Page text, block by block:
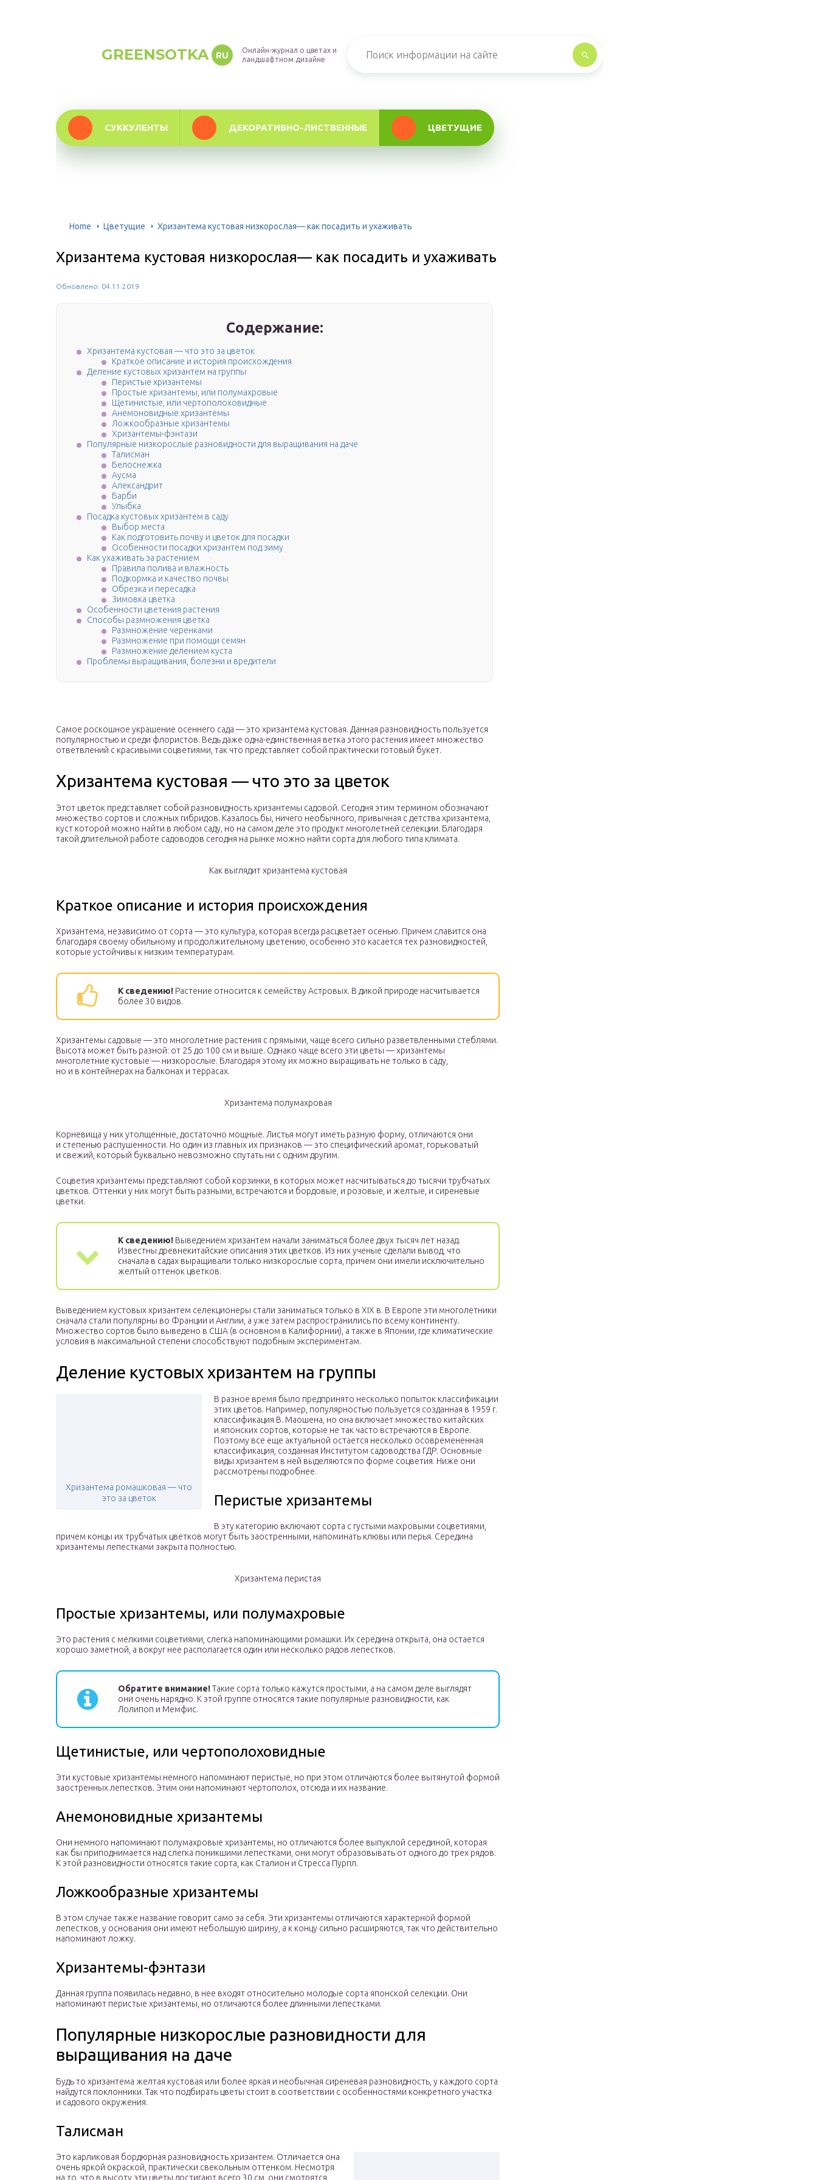
GREENSOTKA RU
Онлайн-журнал о цветах и
ландшафтном дизайне
СУККУЛЕНТЫ ДЕКОРАТИВНО-ЛИСТВЕННЫЕ ЦВЕТУЩИЕ
Home Цветущие Хризантема кустовая низкорослая— как посадить и ухаживать
Хризантема кустовая низкорослая— как посадить и ухаживать
Обновлено: 04.11.2019
Содержание:
Хризантема кустовая — что это за цветок
Краткое описание и история происхождения
Деление кустовых хризантем на группы
Перистые хризантемы
Простые хризантемы, или полумахровые
Щетинистые, или чертополоховидные
Анемоновидные хризантемы
Ложкообразные хризантемы
Хризантемы-фэнтази
Популярные низкорослые разновидности для выращивания на даче
Талисман
Белоснежка
Аусма
Александрит
Барби
Улыбка
Посадка кустовых хризантем в саду
Выбор места
Как подготовить почву и цветок для посадки
Особенности посадки хризантем под зиму
Как ухаживать за растением
Правила полива и влажность
Подкормка и качество почвы
Обрезка и пересадка
Зимовка цветка
Особенности цветения растения
Способы размножения цветка
Размножение черенками
Размножение при помощи семян
Размножение делением куста
Проблемы выращивания, болезни и вредители
Самое роскошное украшение осеннего сада — это хризантема кустовая. Данная разновидность пользуется
популярностью и среди флористов. Ведь даже одна-единственная ветка этого растения имеет множество
ответвлений с красивыми соцветиями, так что представляет собой практически готовый букет.
Хризантема кустовая — что это за цветок
Этот цветок представляет собой разновидность хризантемы садовой. Сегодня этим термином обозначают
множество сортов и сложных гибридов. Казалось бы, ничего необычного, привычная с детства хризантема,
куст которой можно найти в любом саду, но на самом деле это продукт многолетней селекции. Благодаря
такой длительной работе садоводов сегодня на рынке можно найти сорта для любого типа климата.
Как выглядит хризантема кустовая
Краткое описание и история происхождения
Хризантема, независимо от сорта — это культура, которая всегда расцветает осенью. Причем славится она
благодаря своему обильному и продолжительному цветению, особенно это касается тех разновидностей,
которые устойчивы к низким температурам.
К сведению! Растение относится к семейству Астровых. В дикой природе насчитывается
более 30 видов.
Хризантемы садовые — это многолетние растения с прямыми, чаще всего сильно разветвленными стеблями.
Высота может быть разной: от 25 до 100 см и выше. Однако чаще всего эти цветы — хризантемы
многолетние кустовые — низкорослые. Благодаря этому их можно выращивать не только в саду,
но и в контейнерах на балконах и террасах.
Хризантема полумахровая
Корневища у них утолщенные, достаточно мощные. Листья могут иметь разную форму, отличаются они
и степенью распушенности. Но один из главных их признаков — это специфический аромат, горьковатый
и свежий, который буквально невозможно спутать ни с одним другим.
Соцветия хризантемы представляют собой корзинки, в которых может насчитываться до тысячи трубчатых
цветков. Оттенки у них могут быть разными, встречаются и бордовые, и розовые, и желтые, и сиреневые
цветки.
К сведению! Выведением хризантем начали заниматься более двух тысяч лет назад.
Известны древнекитайские описания этих цветков. Из них ученые сделали вывод, что
сначала в садах выращивали только низкорослые сорта, причем они имели исключительно
желтый оттенок цветков.
Выведением кустовых хризантем селекционеры стали заниматься только в XIX в. В Европе эти многолетники
сначала стали популярны во Франции и Англии, а уже затем распространились по всему континенту.
Множество сортов было выведено в США (в основном в Калифорнии), а также в Японии, где климатические
условия в максимальной степени способствуют подобным экспериментам.
Деление кустовых хризантем на группы
Хризантема ромашковая — что
это за цветок
В разное время было предпринято несколько попыток классификации
этих цветов. Например, популярностью пользуется созданная в 1959 г.
классификация В. Маошена, но она включает множество китайских
и японских сортов, которые не так часто встречаются в Европе.
Поэтому все еще актуальной остается несколько осовремененная
классификация, созданная Институтом садоводства ГДР. Основные
виды хризантем в ней выделяются по форме соцветия. Ниже они
рассмотрены подробнее.
Перистые хризантемы
В эту категорию включают сорта с густыми махровыми соцветиями,
причем концы их трубчатых цветков могут быть заостренными, напоминать клювы или перья. Середина
хризантемы лепестками закрыта полностью.
Хризантема перистая
Простые хризантемы, или полумахровые
Это растения с мелкими соцветиями, слегка напоминающими ромашки. Их середина открыта, она остается
хорошо заметной, а вокруг нее располагается один или несколько рядов лепестков.
Обратите внимание!Такие сорта только кажутся простыми, а на самом деле выглядят
они очень нарядно. К этой группе относятся такие популярные разновидности, как
Лолипоп и Мемфис.
Щетинистые, или чертополоховидные
Эти кустовые хризантемы немного напоминают перистые, но при этом отличаются более вытянутой формой
заостренных лепестков. Этим они напоминают чертополох, отсюда и их название.
Анемоновидные хризантемы
Они немного напоминают полумахровые хризантемы, но отличаются более выпуклой серединой, которая
как бы приподнимается над слегка поникшими лепестками, они могут образовывать от одного до трех рядов.
К этой разновидности относятся такие сорта, как Сталион и Стресса Пурпл.
Ложкообразные хризантемы
В этом случае также название говорит само за себя. Эти хризантемы отличаются характерной формой
лепестков, у основания они имеют небольшую ширину, а к концу сильно расширяются, так что действительно
напоминают ложку.
Хризантемы-фэнтази
Данная группа появилась недавно, в нее входят относительно молодые сорта японской селекции. Они
напоминают перистые хризантемы, но отличаются более длинными лепестками.
Популярные низкорослые разновидности для
выращивания на даче
Будь то хризантема желтая кустовая или более яркая и необычная сиреневая разновидность, у каждого сорта
найдутся поклонники. Так что подбирать цветы стоит в соответствии с особенностями конкретного участка
и садового окружения.
Талисман
Это карликовая бордюрная разновидность хризантем. Отличается она
очень яркой окраской, практически свекольным оттенком. Несмотря
на то, что в высоту эти цветы достигают всего 30 см, они смотрятся